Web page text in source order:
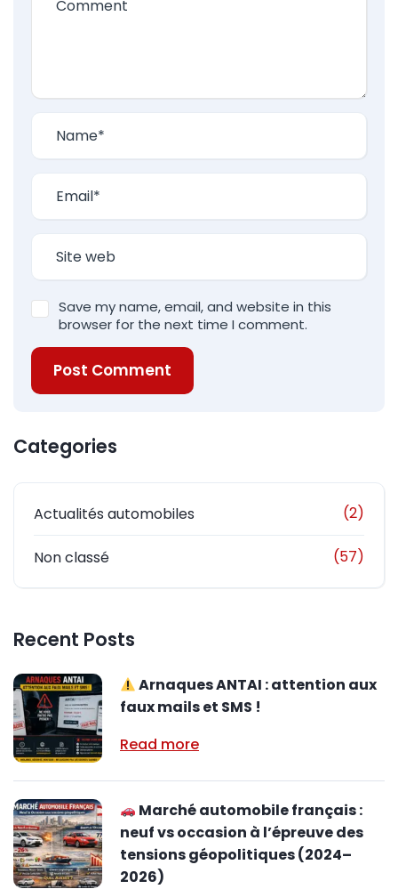
Save my name, email, and website in this
browser for the next time I comment.
Post Comment
Categories
Actualités automobiles (2)
Non classé (57)
Recent Posts
Arnaques ANTAI : attention aux
faux mails et SMS !
Read more
Marché automobile français :
neuf vs occasion à l’épreuve des
tensions géopolitiques (2024–
2026)